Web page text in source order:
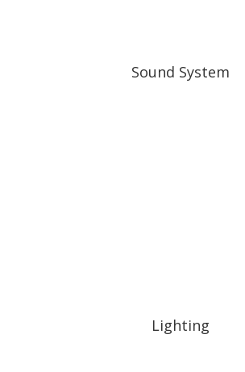
Sound System
Lighting